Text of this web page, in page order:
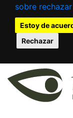
sobre
Estoy de
Rechazar